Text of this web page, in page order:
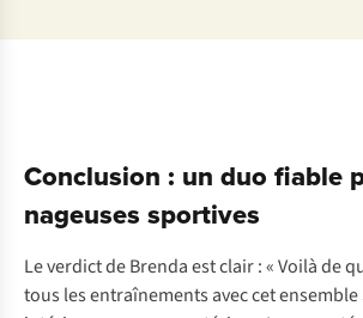
Conclusion : un duo fiable
nageuses sportives
Le verdict de Brenda est clair : « Voilà de
tous les entraînements avec cet ensemble